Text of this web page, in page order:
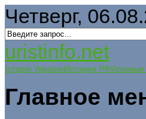
Четверг,
uristinfo.net
Історія УкраїниИстория РФИсковые
Главное